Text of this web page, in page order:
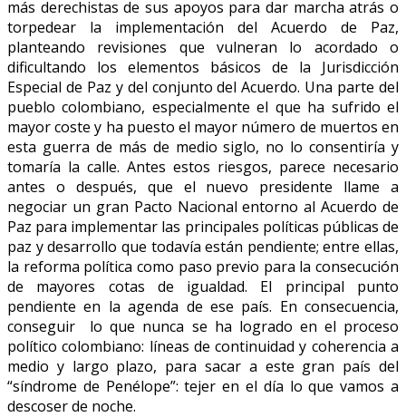
más derechistas de sus apoyos para dar marcha atrás o
torpedear la implementación del Acuerdo de Paz,
planteando revisiones que vulneran lo acordado o
dificultando los elementos básicos de la Jurisdicción
Especial de Paz y del conjunto del Acuerdo. Una parte del
pueblo colombiano, especialmente el que ha sufrido el
mayor coste y ha puesto el mayor número de muertos en
esta guerra de más de medio siglo, no lo consentiría y
tomaría la calle. Antes estos riesgos, parece necesario
antes o después, que el nuevo presidente llame a
negociar un gran Pacto Nacional entorno al Acuerdo de
Paz para implementar las principales políticas públicas de
paz y desarrollo que todavía están pendiente; entre ellas,
la reforma política como paso previo para la consecución
de mayores cotas de igualdad. El principal punto
pendiente en la agenda de ese país. En consecuencia,
conseguir lo que nunca se ha logrado en el proceso
político colombiano: líneas de continuidad y coherencia a
medio y largo plazo, para sacar a este gran país del
“síndrome de Penélope”: tejer en el día lo que vamos a
descoser de noche.